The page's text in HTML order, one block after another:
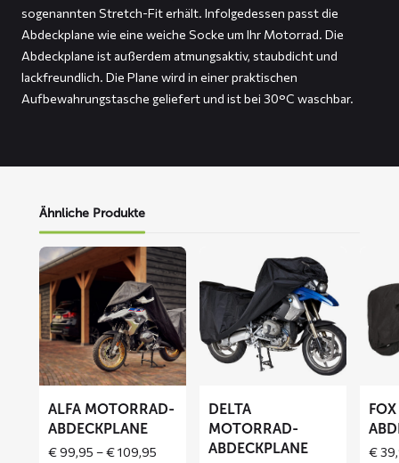
sogenannten Stretch-Fit erhält. Infolgedessen passt die
Abdeckplane wie eine weiche Socke um Ihr Motorrad. Die
Abdeckplane ist außerdem atmungsaktiv, staubdicht und
lackfreundlich. Die Plane wird in einer praktischen
Aufbewahrungstasche geliefert und ist bei 30°C waschbar.
Ähnliche Produkte
Mehr
lesen
über
ALFA
Motorrad-
Abdeckplane
ALFA MOTORRAD-
ABDECKPLANE
€99,95 –€109,95Price
lesen
über
DELTA
Motorrad-
Abdeckplane
DELTA
MOTORRAD-
ABDECKPLANE
über
FOX
€